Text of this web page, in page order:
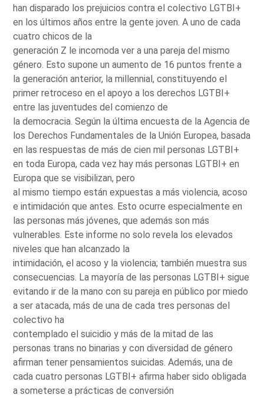
han disparado los prejuicios contra el colectivo LGTBI+
en los últimos años entre la gente joven. A uno de cada
cuatro chicos de la
generación Z le incomoda ver a una pareja del mismo
género. Esto supone un aumento de 16 puntos frente a
la generación anterior, la millennial, constituyendo el
primer retroceso en el apoyo a los derechos LGTBI+
entre las juventudes del comienzo de
la democracia. Según la última encuesta de la Agencia de
los Derechos Fundamentales de la Unión Europea, basada
en las respuestas de más de cien mil personas LGTBI+
en toda Europa, cada vez hay más personas LGTBI+ en
Europa que se visibilizan, pero
al mismo tiempo están expuestas a más violencia, acoso
e intimidación que antes. Esto ocurre especialmente en
las personas más jóvenes, que además son más
vulnerables. Este informe no solo revela los elevados
niveles que han alcanzado la
intimidación, el acoso y la violencia; también muestra sus
consecuencias. La mayoría de las personas LGTBI+ sigue
evitando ir de la mano con su pareja en público por miedo
a ser atacada, más de una de cada tres personas del
colectivo ha
contemplado el suicidio y más de la mitad de las
personas trans no binarias y con diversidad de género
afirman tener pensamientos suicidas. Además, una de
cada cuatro personas LGTBI+ afirma haber sido obligada
a someterse a prácticas de conversión